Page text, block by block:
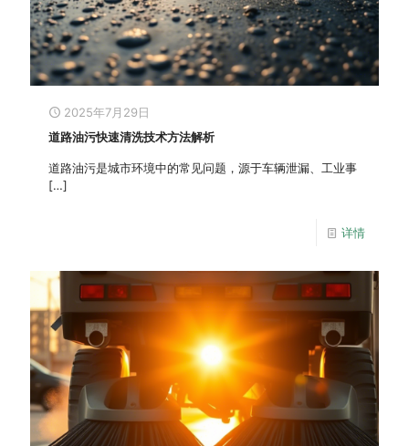
2025年7月29日
道路油污快速清洗技术方法解析
道路油污是城市环境中的常见问题，源于车辆泄漏、工业事
[…]
详情